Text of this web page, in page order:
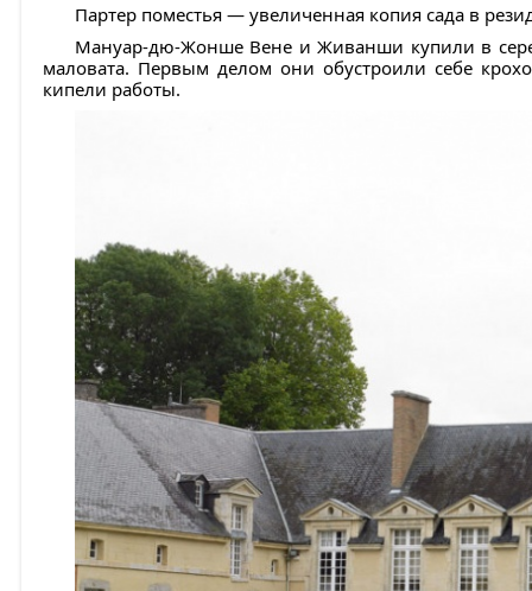
Партер поместья — увеличенная копия сада в
Мануар-дю-Жонше Вене и Живанши купили в
маловата. Первым делом они обустроили себе
кипели работы.